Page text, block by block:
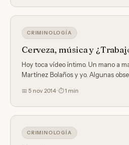
CRIMINOLOGÍA
Cerveza, música y
Hoy toca vídeo íntimo. Un mano a
Martínez Bolaños y yo. Algunas
📅 5 nov 2014 · ⏱ 1 min
CRIMINOLOGÍA